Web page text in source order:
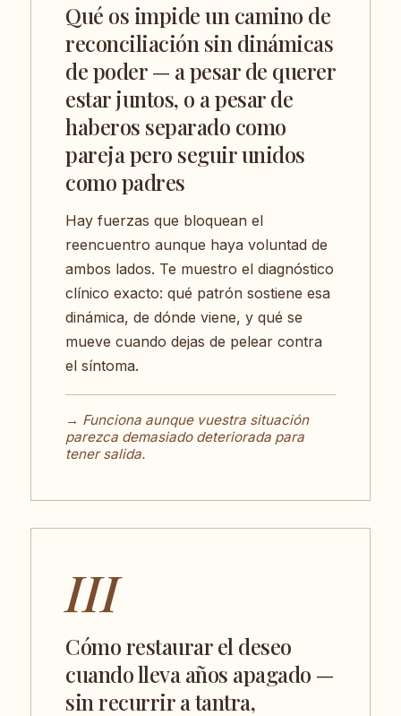
Qué os impide un camino de
reconciliación sin dinámicas
de poder — a pesar de querer
estar juntos, o a pesar de
haberos separado como
pareja pero seguir unidos
como padres
Hay fuerzas que bloquean el
reencuentro aunque haya voluntad de
ambos lados. Te muestro el diagnóstico
clínico exacto: qué patrón sostiene esa
dinámica, de dónde viene, y qué se
mueve cuando dejas de pelear contra
el síntoma.
→ Funciona aunque vuestra situación
parezca demasiado deteriorada para
tener salida.
III
Cómo restaurar el deseo
cuando lleva años apagado —
sin recurrir a tantra,